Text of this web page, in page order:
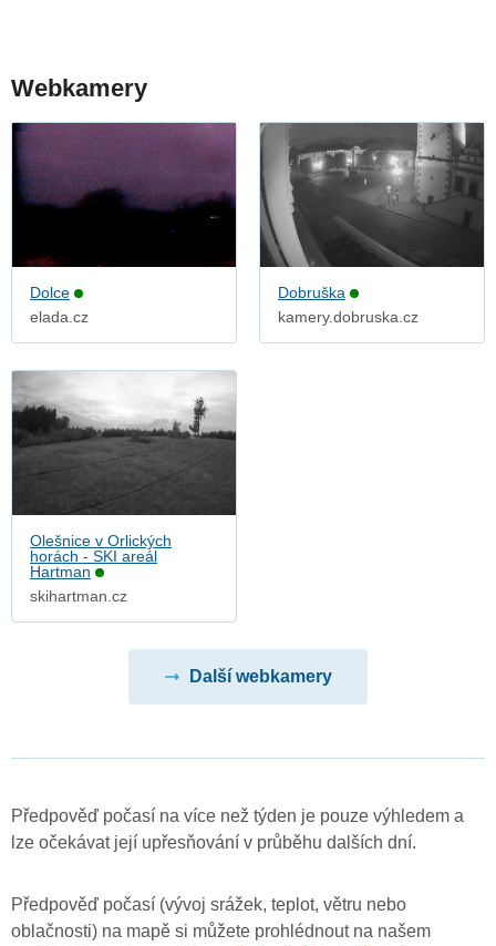
Webkamery
Dolce
elada.cz
Dobruška
kamery.dobruska.cz
Olešnice v Orlických
horách - SKI areál
Hartman
skihartman.cz
Další webkamery
Předpověď počasí na více než týden je pouze výhledem a
lze očekávat její upřesňování v průběhu dalších dní.
Předpověď počasí (vývoj srážek, teplot, větru nebo
oblačnosti) na mapě si můžete prohlédnout na našem